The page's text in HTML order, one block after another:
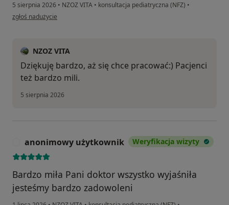
5 sierpnia 2026 • NZOZ VITA • konsultacja pediatryczna (NFZ) •
w opinii użytkownika Katarzyna
zgłoś nadużycie
NZOZ VITA
Dziękuję bardzo, aż się chce pracować:) Pacjenci
też bardzo mili.
5 sierpnia 2026
anonimowy użytkownik Weryfikacja wizyty
Bardzo miła Pani doktor wszystko wyjaśniła
jesteśmy bardzo zadowoleni